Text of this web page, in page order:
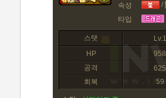
속성
/
타입
스탯
Lv.1
HP
958
공격
625
회복
59